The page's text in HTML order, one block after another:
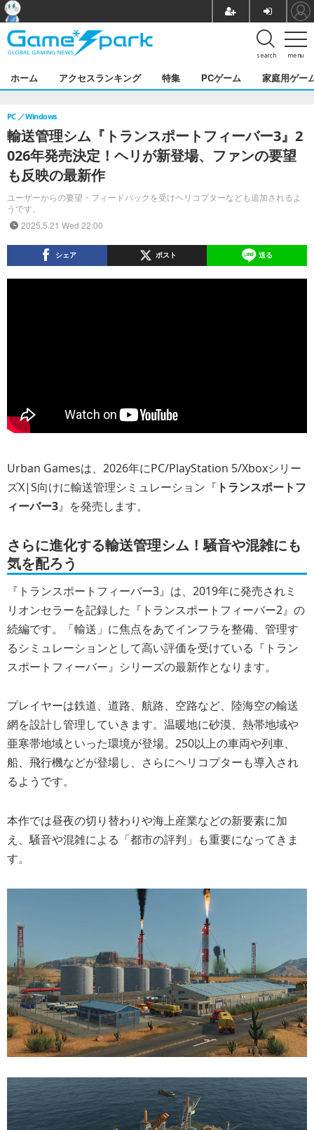
menu
search
ホーム アクセスランキング 特集 PCゲーム 家庭用ゲー
輸送管理シム『トランスポートフィーバー3』2
026年発売決定！ヘリが新登場、ファンの要望
も反映の最新作
ユーザーからの要望・フィードバックを受けヘリコプターなども追加されるよ
うです。
PC Windows
2025.5.21 Wed 22:00
シェア ポスト 送る
Urban Gamesは、2026年にPC/PlayStation 5/Xboxシリー
ズX|S向けに輸送管理シミュレーション『 トランスポートフ
ィーバー3』を発売します。
さらに進化する輸送管理シム！騒音や混雑にも
気を配ろう
『トランスポートフィーバー3』は、2019年に発売されミ
リオンセラーを記録した『トランスポートフィーバー2』の
続編です。「輸送」に焦点をあてインフラを整備、管理す
るシミュレーションとして高い評価を受けている『トラン
スポートフィーバー』シリーズの最新作となります。
プレイヤーは鉄道、道路、航路、空路など、陸海空の輸送
網を設計し管理していきます。温暖地に砂漠、熱帯地域や
亜寒帯地域といった環境が登場。250以上の車両や列車、
船、飛行機などが登場し、さらにヘリコプターも導入され
るようです。
本作では昼夜の切り替わりや海上産業などの新要素に加
え、騒音や混雑による「都市の評判」も重要になってきま
す。